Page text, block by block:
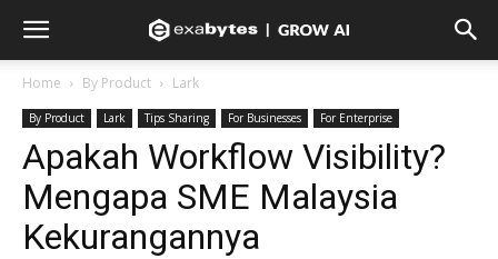
Home By Product Lark
By Product Lark Tips Sharing For Businesses For Enterprise
Apakah Workflow Visibility?
Mengapa SME Malaysia
Kekurangannya